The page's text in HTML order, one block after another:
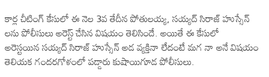
కార్ల చీటింగ్ కేసులో ఈ నెల 3వ తేదీన పోతులయ్య, సయ్యద్ సిరాజ్ హుస్సేన్
లను పోలీసులు అరెస్ట్ చేసిన విషయం తెలిసిందే. అయితే ఈ కేసులో
అరెస్టయిన సయ్యద్ సిరాజ్ హుస్సేన్ అడ వ్యక్తినా లేదంటే మగ నా అనే విషయం
తెలియక గందరగోళంలో పడ్డారు కుషాయిగూడ పోలీసులు.